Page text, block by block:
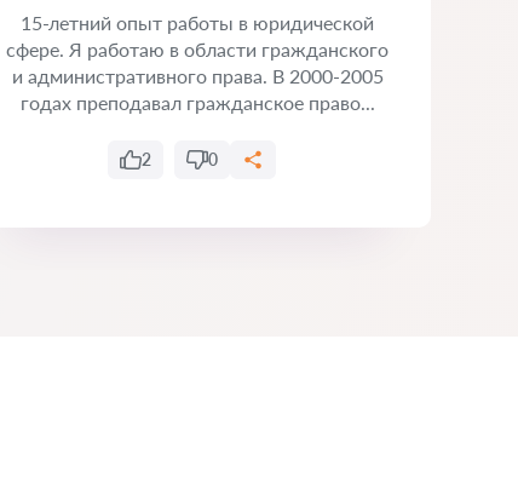
15-летний опыт работы в юридической
сфере. Я работаю в области гражданского
и административного права. В 2000-2005
годах преподавал гражданское право...
2 0